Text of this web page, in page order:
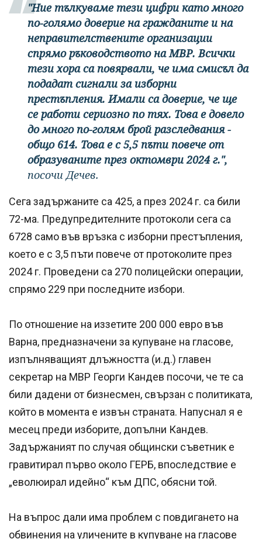
"Ние тълкуваме тези цифри като много
по-голямо доверие на гражданите и на
неправителствените организации
спрямо ръководството на МВР. Всички
тези хора са повярвали, че има смисъл да
подадат сигнали за изборни
престъпления. Имали са доверие, че ще
се работи сериозно по тях. Това е довело
до много по-голям брой разследвания -
общо 614. Това е с 5,5 пъти повече от
образуваните през октомври 2024 г.",
посочи Дечев.
Сега задържаните са 425, а през 2024 г. са били
72-ма. Предупредителните протоколи сега са
6728 само във връзка с изборни престъпления,
което е с 3,5 пъти повече от протоколите през
2024 г. Проведени са 270 полицейски операции,
спрямо 229 при последните избори.
По отношение на иззетите 200 000 евро във
Варна, предназначени за купуване на гласове,
изпълняващият длъжността (и.д.) главен
секретар на МВР Георги Кандев посочи, че те са
били дадени от бизнесмен, свързан с политиката,
който в момента е извън страната. Напуснал я е
месец преди изборите, допълни Кандев.
Задържаният по случая общински съветник е
гравитирал първо около ГЕРБ, впоследствие е
„еволюирал идейно“ към ДПС, обясни той.
На въпрос дали има проблем с повдигането на
обвинения на уличените в купуване на гласове